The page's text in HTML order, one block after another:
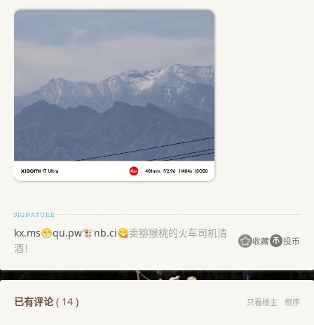
kx.ms😁qu.pw🐮nb.ci😋卖猕猴桃的火车司机清
酒！
收藏 投币
已有评论( 14 ) 只看楼主 倒序